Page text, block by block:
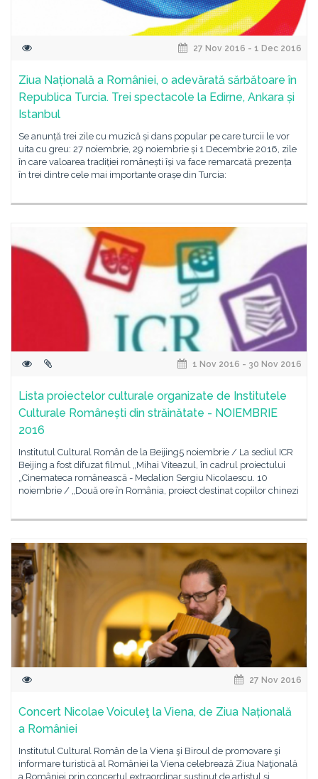
27 Nov 2016 - 1 Dec 2016
Ziua Națională a României, o adevărată sărbătoare în
Republica Turcia. Trei spectacole la Edirne, Ankara și
Istanbul
Se anunță trei zile cu muzică și dans popular pe care turcii le vor
uita cu greu: 27 noiembrie, 29 noiembrie și 1 Decembrie 2016, zile
în care valoarea tradiției românești își va face remarcată prezența
în trei dintre cele mai importante orașe din Turcia:
1 Nov 2016 - 30 Nov 2016
Lista proiectelor culturale organizate de Institutele
Culturale Românești din străinătate - NOIEMBRIE
2016
Institutul Cultural Român de la Beijing5 noiembrie / La sediul ICR
Beijing a fost difuzat filmul „Mihai Viteazul, în cadrul proiectului
„Cinemateca românească - Medalion Sergiu Nicolaescu. 10
noiembrie / „Două ore în România, proiect destinat copiilor chinezi
27 Nov 2016
Concert Nicolae Voiculeţ la Viena, de Ziua Națională
a României
Institutul Cultural Român de la Viena şi Biroul de promovare şi
informare turistică al României la Viena celebrează Ziua Naţională
a României prin concertul extraordinar susţinut de artistul și